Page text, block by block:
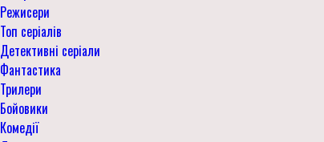
Режисери
Топ серіалів
Детективні серіали
Фантастика
Трилери
Бойовики
Комедії